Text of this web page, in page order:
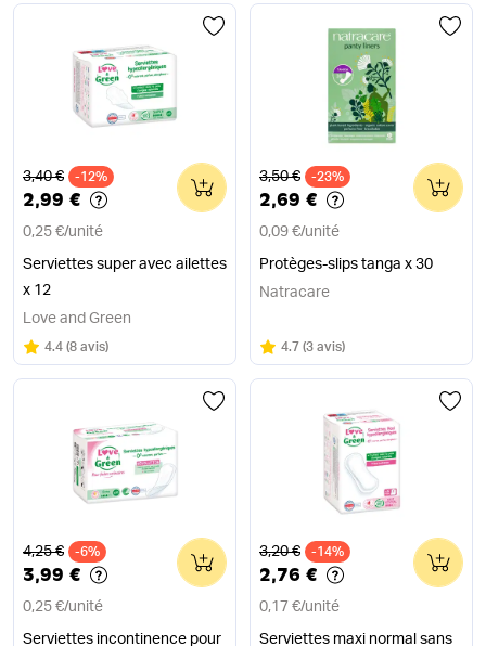
Ancien prix
3,40 € -12%
2,99 €
0,25 €/unité
Serviettes super avec ailettes
x 12
0
Love and Green
Note
4.4 sur 5
(8 avis)
Ancien prix
3,50 € -23%
2,69 €
0,09 €/unité
Protèges-slips tanga x 30
0
Natracare
Note
4.7 sur 5
(3 avis)
Ancien prix
4,25 € -6%
3,99 €
0,25 €/unité
Serviettes incontinence pour
0 Ancien prix
3,20 € -14%
2,76 €
0,17 €/unité
Serviettes maxi normal sans
0